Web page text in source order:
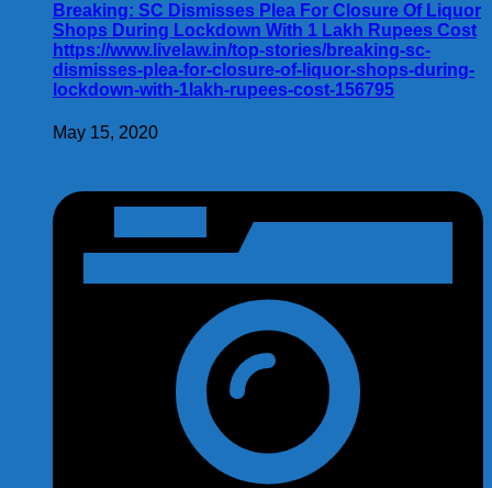
Breaking: SC Dismisses Plea For Closure Of Liquor
Shops During Lockdown With 1 Lakh Rupees Cost
https://www.livelaw.in/top-stories/breaking-sc-
dismisses-plea-for-closure-of-liquor-shops-during-
lockdown-with-1lakh-rupees-cost-156795
May 15, 2020